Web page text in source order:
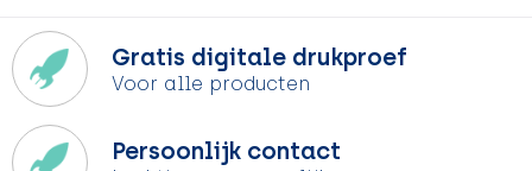
Gratis digitale drukproef
Voor alle producten
Persoonlijk contact